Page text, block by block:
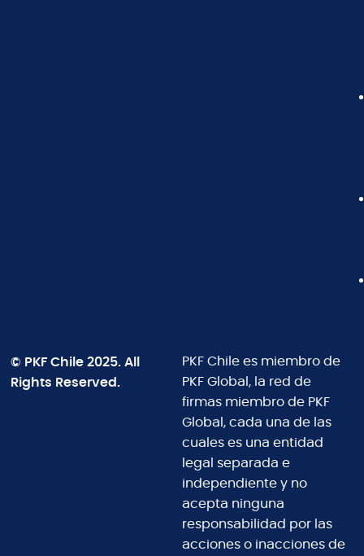
© PKF Chile 2025. All
Rights Reserved.
PKF Chile es miembro de
PKF Global, la red de
firmas miembro de PKF
Global, cada una de las
cuales es una entidad
legal separada e
independiente y no
acepta ninguna
responsabilidad por las
acciones o inacciones de